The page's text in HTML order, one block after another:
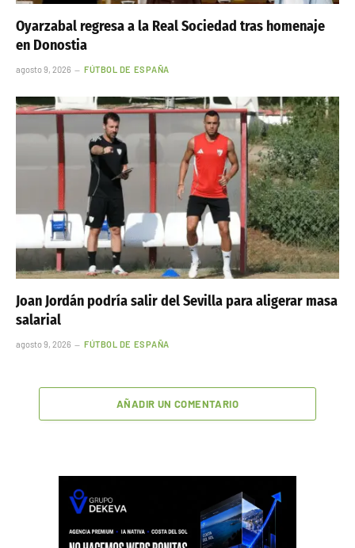
Oyarzabal regresa a la Real Sociedad tras homenaje
en Donostia
agosto 9, 2026 FÚTBOL DE ESPAÑA
Joan Jordán podría salir del Sevilla para aligerar masa
salarial
agosto 9, 2026 FÚTBOL DE ESPAÑA
AÑADIR UN COMENTARIO